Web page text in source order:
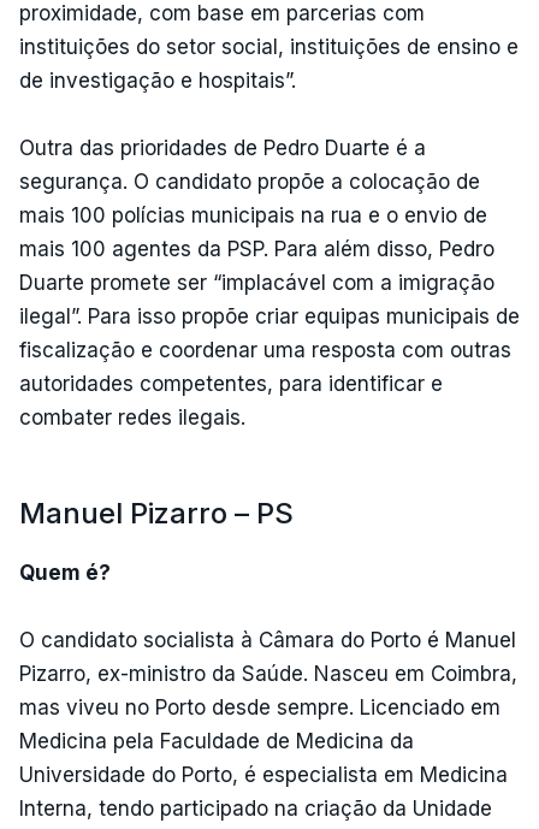
proximidade, com base em parcerias com
instituições do setor social, instituições de ensino e
de investigação e hospitais”.
Outra das prioridades de Pedro Duarte é a
segurança. O candidato propõe a colocação de
mais 100 polícias municipais na rua e o envio de
mais 100 agentes da PSP. Para além disso, Pedro
Duarte promete ser “implacável com a imigração
ilegal”. Para isso propõe criar equipas municipais de
fiscalização e coordenar uma resposta com outras
autoridades competentes, para identificar e
combater redes ilegais.
Manuel Pizarro – PS
Quem é?
O candidato socialista à Câmara do Porto é Manuel
Pizarro, ex-ministro da Saúde. Nasceu em Coimbra,
mas viveu no Porto desde sempre. Licenciado em
Medicina pela Faculdade de Medicina da
Universidade do Porto, é especialista em Medicina
Interna, tendo participado na criação da Unidade